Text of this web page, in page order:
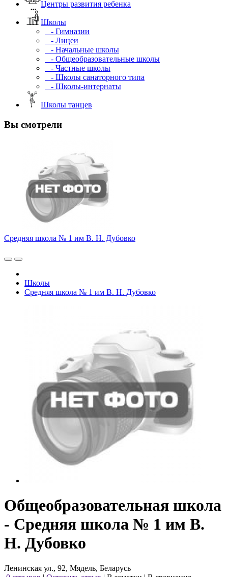
Центры развития ребенка
Школы
- Гимназии
- Лицеи
- Начальные школы
- Общеобразовательные школы
- Частные школы
- Школы санаторного типа
- Школы-интернаты
Школы танцев
Вы смотрели
Средняя школа № 1 им В. Н. Дубовко
Школы
Средняя школа № 1 им В. Н. Дубовко
Общеобразовательная школа
- Средняя школа № 1 им В.
Н. Дубовко
Ленинская ул., 92, Мядель, Беларусь